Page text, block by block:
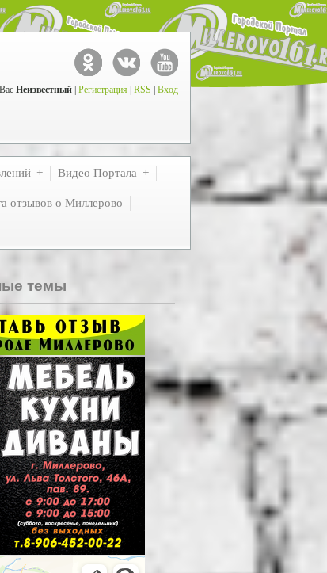
Неизвестный Регистрация RSS Вход
Видео Портала
отзывов о Миллерово
темы